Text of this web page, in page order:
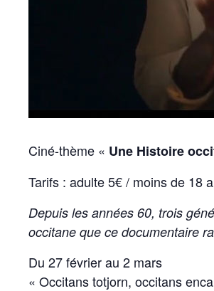
Ciné-thème « Une Histoire
Tarifs : adulte 5€ / moins de 18
Depuis les années 60, trois
occitane que ce documentaire
Du 27 février au 2 mars
« Occitans totjorn, occitans